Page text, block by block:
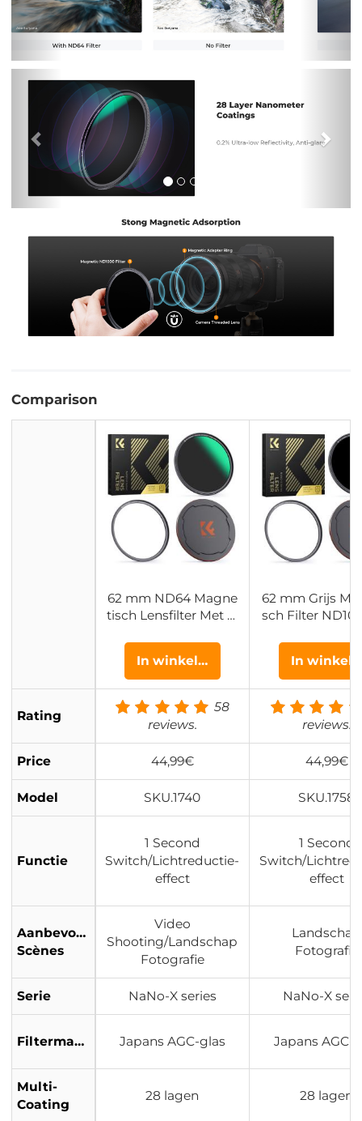
Previous
Comparison
62 mm ND64 Magne
tisch Lensfilter Met N
Waterdicht Krasbeste
ndig Antireflectie ND
Filter Grijsfilter Nano
Xcel Serie
62 mm Grijs
sch Filter
aterdicht
dig
Magneet Lens
Nano Xcel
In winkelwagen In
Rating
58
reviews.
reviews.
Price 44,99€ 44,99€
Model SKU.1740 SKU.1758
Functie
1 Second
Switch/Lichtreductie-
effect
1 Second
Switch/
effect
Aanbevolen
Scènes
Video
Shooting/Landschap
Fotografie
Landschap
Fotografie
Serie NaNo-X series NaNo-X
Filtermateriaal Japans AGC-glas Japans AGC-
Multi-
Coating
28 lagen 28 lagen